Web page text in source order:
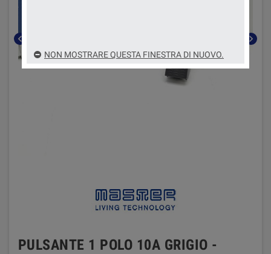
chevron_left chevron_right
PULSANTE 1 POLO 10A GRIGIO -
NON MOSTRARE QUESTA FINESTRA DI NUOVO.